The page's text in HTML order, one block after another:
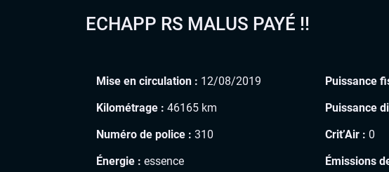
ECHAPP RS MALUS PAYÉ !!
Mise en circulation : 12/08/2019
Kilométrage : 46165 km
Numéro de police : 310
Énergie : essence
Puissance
Puissance
Crit’Air : 0
Émissions